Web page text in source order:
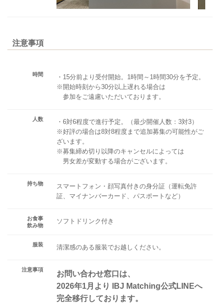
注意事項
時間
・15分前より受付開始。1時間～1時間30分を予定。
※開始時刻から30分以上遅れる場合は
参加をご遠慮いただいております。
人数
・6対6程度で進行予定。（最少開催人数：3対3）
※好評の場合は8対8程度まで追加募集の可能性がご
ざいます。
※募集締め切り以降のキャンセルによっては
男女差が変動する場合がございます。
持ち物
スマートフォン・顔写真付きの身分証（運転免許
証、マイナンバーカード、パスポートなど）
お食事
飲み物
ソフトドリンク付き
服装 清潔感のある服装でお越しください。
注意事項
お問い合わせ窓口は、
2026年1月より IBJ Matching公式LINEへ
完全移行しております。